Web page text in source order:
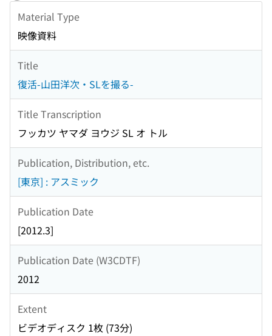
Material Type
映像資料
Title
復活-山田洋次・SLを撮る-
Title Transcription
フッカツ ヤマダ ヨウジ SL オ トル
Publication, Distribution, etc.
[東京] : アスミック
Publication Date
[2012.3]
Publication Date (W3CDTF)
2012
Extent
ビデオディスク 1枚 (73分)